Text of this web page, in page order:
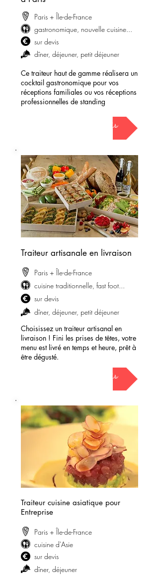
Paris + Île-de-France
gastronomique, nouvelle cuisine...
sur devis
dîner, déjeuner, petit déjeuner
Ce traiteur haut de gamme réalisera un
cocktail gastronomique pour vos
réceptions familiales ou vos réceptions
professionnelles de standing
demander mon devis
Traiteur artisanale en livraison
Paris + Île-de-France
cuisine traditionnelle, fast foot...
sur devis
dîner, déjeuner, petit déjeuner
Choisissez un traiteur artisanal en
livraison ! Fini les prises de têtes, votre
menu est livré en temps et heure, prêt à
être dégusté.
demander mon devis
Traiteur cuisine asiatique pour
Entreprise
Paris + Île-de-France
cuisine d'Asie
sur devis
dîner, déjeuner